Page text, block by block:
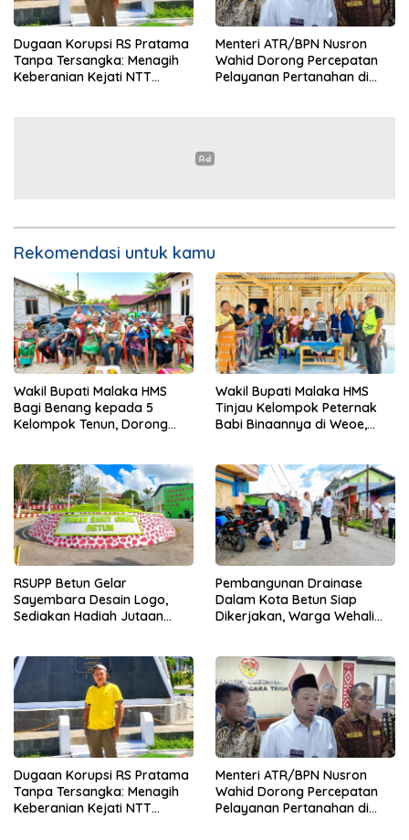
Dugaan Korupsi RS Pratama
Tanpa Tersangka: Menagih
Keberanian Kejati NTT
Menteri ATR/BPN Nusron
Wahid Dorong Percepatan
Pelayanan Pertanahan di
Rekomendasi untuk kamu
Wakil Bupati Malaka HMS
Bagi Benang kepada 5
Kelompok Tenun, Dorong
Wakil Bupati Malaka HMS
Tinjau Kelompok Peternak
Babi Binaannya di Weoe,
RSUPP Betun Gelar
Sayembara Desain Logo,
Sediakan Hadiah Jutaan
Pembangunan Drainase
Dalam Kota Betun Siap
Dikerjakan, Warga Wehali
Dugaan Korupsi RS Pratama
Tanpa Tersangka: Menagih
Keberanian Kejati NTT
Menteri ATR/BPN Nusron
Wahid Dorong Percepatan
Pelayanan Pertanahan di